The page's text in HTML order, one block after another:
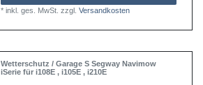
*inkl. ges. MwSt. zzgl.Versandkosten
Wetterschutz / Garage S Segway Navimow
iSerie für i108E , i105E , i210E